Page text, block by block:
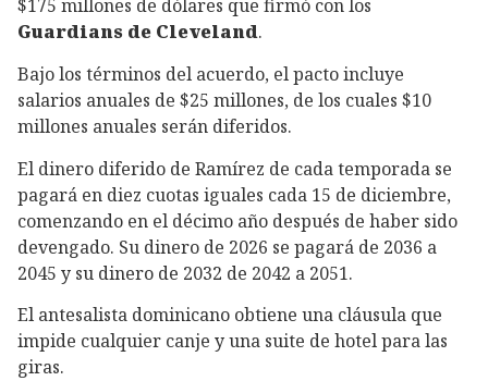
$175 millones de dólares que firmó con los
Guardians de Cleveland.
Bajo los términos del acuerdo, el pacto incluye
salarios anuales de $25 millones, de los cuales $10
millones anuales serán diferidos.
El dinero diferido de Ramírez de cada temporada se
pagará en diez cuotas iguales cada 15 de diciembre,
comenzando en el décimo año después de haber sido
devengado. Su dinero de 2026 se pagará de 2036 a
2045 y su dinero de 2032 de 2042 a 2051.
El antesalista dominicano obtiene una cláusula que
impide cualquier canje y una suite de hotel para las
giras.